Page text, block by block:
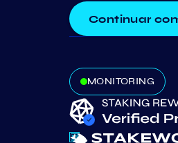
Continuar
MONITORING